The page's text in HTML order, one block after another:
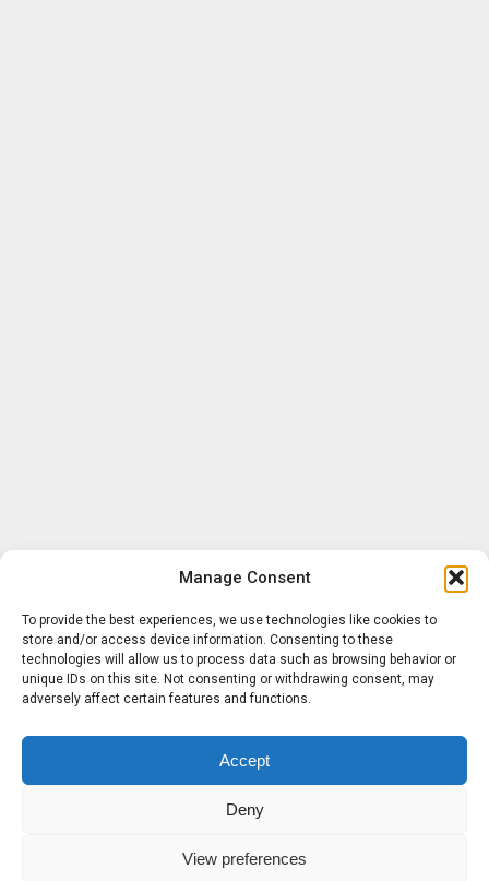
Manage Consent
To provide the best experiences, we use technologies like cookies to
store and/or access device information. Consenting to these
technologies will allow us to process data such as browsing behavior or
unique IDs on this site. Not consenting or withdrawing consent, may
adversely affect certain features and functions.
Accept
Deny
View preferences